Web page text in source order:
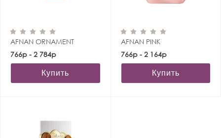
AFNAN ORNAMENT
766р - 2 784р
Купить
AFNAN PINK
766р - 2 164р
Купить